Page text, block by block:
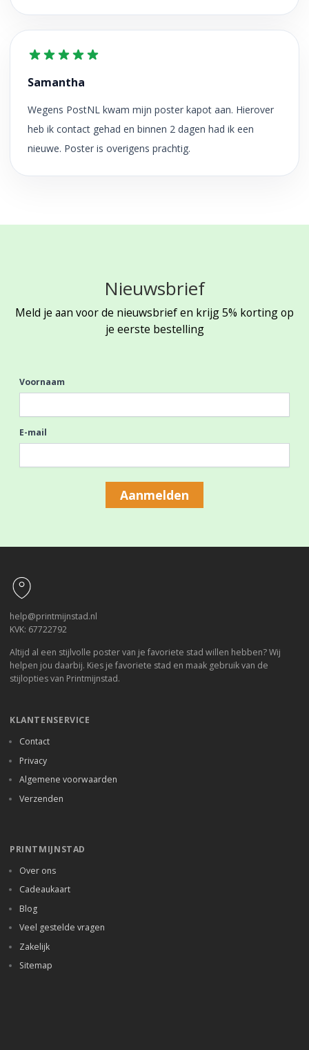
Samantha
Wegens PostNL kwam mijn poster kapot aan. Hierover
heb ik contact gehad en binnen 2 dagen had ik een
nieuwe. Poster is overigens prachtig.
Nieuwsbrief
Meld je aan voor de nieuwsbrief en krijg 5% korting op
je eerste bestelling
Voornaam
E-mail
Aanmelden
help@printmijnstad.nl
KVK: 67722792
Altijd al een stijlvolle poster van je favoriete stad willen hebben? Wij
helpen jou daarbij. Kies je favoriete stad en maak gebruik van de
stijlopties van Printmijnstad.
KLANTENSERVICE
Contact
Privacy
Algemene voorwaarden
Verzenden
PRINTMIJNSTAD
Over ons
Cadeaukaart
Blog
Veel gestelde vragen
Zakelijk
Sitemap